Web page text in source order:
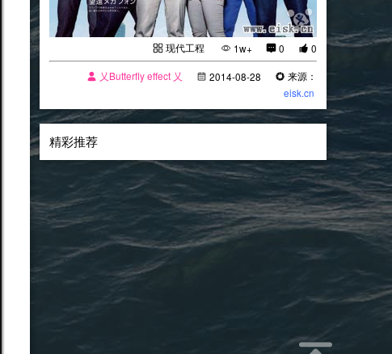
现代工程 1w+ 0
0
乂Butterfly effect 乂
2014-08-28
来源：
eisk.cn
精彩推荐